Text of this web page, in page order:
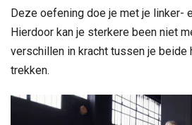
Deze oefening doe je met je linker-
Hierdoor kan je sterkere been niet
verschillen in kracht tussen je beide
trekken.